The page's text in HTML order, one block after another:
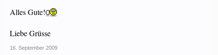
Alles Gute!
Liebe Grüsse
16. September 2009